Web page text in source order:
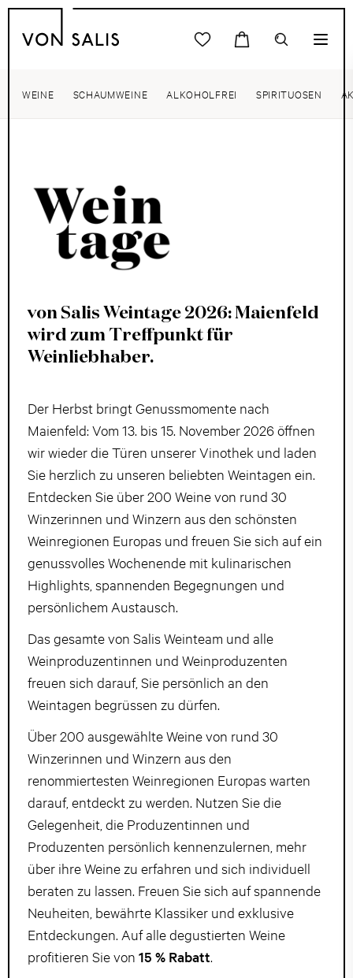
WEINE SCHAUMWEINE ALKOHOLFREI SPIRITUOSEN
von Salis Weintage 2026: Maienfeld
wird zum Treffpunkt für
Weinliebhaber.
Der Herbst bringt Genussmomente nach
Maienfeld: Vom 13. bis 15. November 2026 öffnen
wir wieder die Türen unserer Vinothek und laden
Sie herzlich zu unseren beliebten Weintagen ein.
Entdecken Sie über 200 Weine von rund 30
Winzerinnen und Winzern aus den schönsten
Weinregionen Europas und freuen Sie sich auf ein
genussvolles Wochenende mit kulinarischen
Highlights, spannenden Begegnungen und
persönlichem Austausch.
Das gesamte von Salis Weinteam und alle
Weinproduzentinnen und Weinproduzenten
freuen sich darauf, Sie persönlich an den
Weintagen begrüssen zu dürfen.
Über 200 ausgewählte Weine von rund 30
Winzerinnen und Winzern aus den
renommiertesten Weinregionen Europas warten
darauf, entdeckt zu werden. Nutzen Sie die
Gelegenheit, die Produzentinnen und
Produzenten persönlich kennenzulernen, mehr
über ihre Weine zu erfahren und sich individuell
beraten zu lassen. Freuen Sie sich auf spannende
Neuheiten, bewährte Klassiker und exklusive
Entdeckungen. Auf alle degustierten Weine
profitieren Sie von 15 % Rabatt.